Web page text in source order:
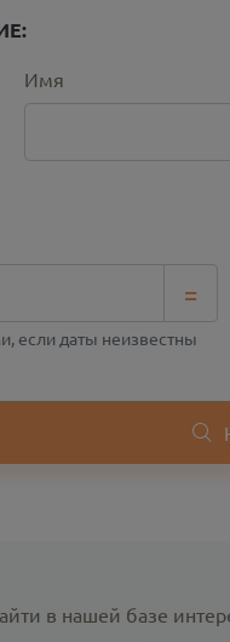
Имя
=
если даты неизвестны
в нашей базе